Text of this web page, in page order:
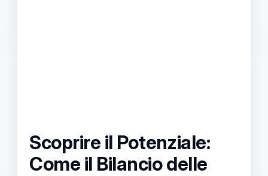
Scoprire il Potenziale:
Come il Bilancio delle